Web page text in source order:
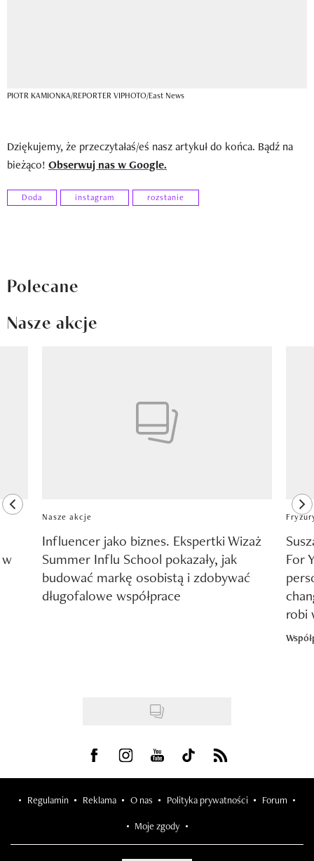
PIOTR KAMIONKA/REPORTER VIPHOTO/East News
Dziękujemy, że przeczytałaś/eś nasz artykuł do końca. Bądź na
bieżąco! Obserwuj nas w Google.
Doda instagram rozstanie
Polecane
Nasze akcje
previous element
Nasze akcje
Influencer jako biznes. Ekspertki Wizaż
Summer Influ School pokazały, jak
budować markę osobistą i zdobywać
długofalowe współprace
For
robi
Visit us on Facebook
Visit us on Instagram
Visit us on Youtube
Visit us on Tiktok
Visit us on Rss
Regulamin Reklama O nas Polityka prywatności Forum
Moje zgody